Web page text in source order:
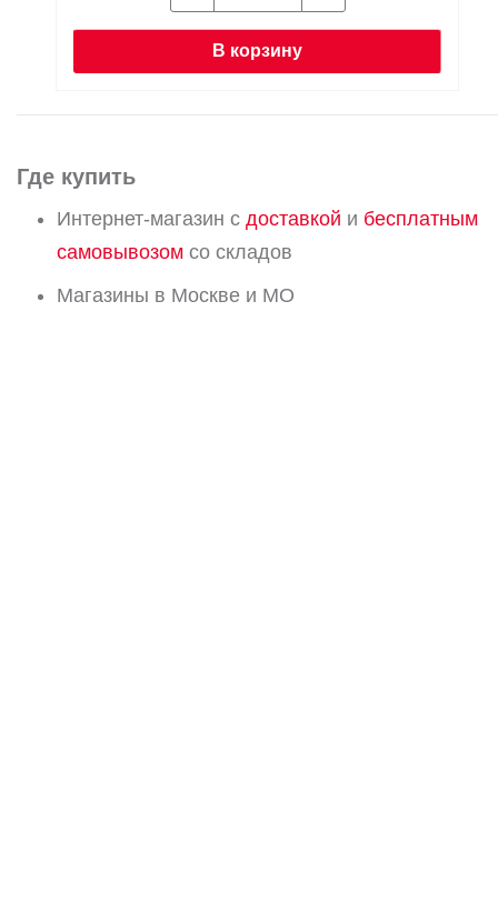
В корзину
Где купить
Интернет-магазин с доставкой и бесплатным
самовывозом со складов
Магазины в Москве и МО